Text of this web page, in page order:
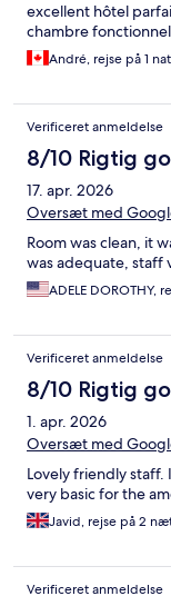
excellent hôtel
chambre
André, rejse på 1 nat
Verificeret anmeldelse
8/10 Rigtig
17. apr. 2026
Oversæt med
Room was clean, it
was adequate, staff
ADELE DOROTHY,
Verificeret anmeldelse
8/10 Rigtig
1. apr. 2026
Oversæt med
Lovely friendly staff.
very basic for the
Javid, rejse på 2
Verificeret anmeldelse